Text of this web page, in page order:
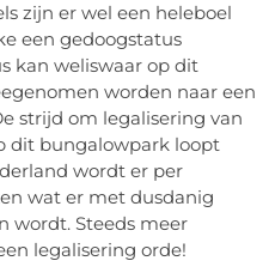
zijn er wel een heleboel
een gedoogstatus
kan weliswaar op dit
worden naar een
strijd om legalisering van
dit bungalowpark loopt
wordt er per
wat er met dusdanig
wordt. Steeds meer
legalisering orde!